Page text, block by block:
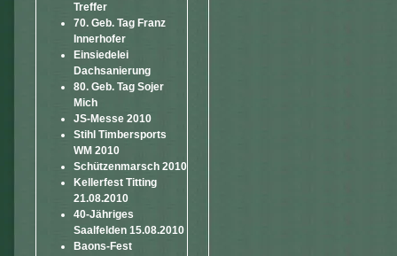
Treffer
70. Geb. Tag Franz
Innerhofer
Einsiedelei
Dachsanierung
80. Geb. Tag Sojer
Mich
JS-Messe 2010
Stihl Timbersports
WM 2010
Schützenmarsch 2010
Kellerfest Titting
21.08.2010
40-Jähriges
Saalfelden 15.08.2010
Baons-Fest